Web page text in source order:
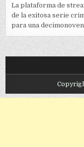
La plataforma de
de la exitosa serie
para una